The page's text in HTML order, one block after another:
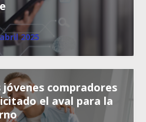
2025
jóvenes compradores
el aval para la